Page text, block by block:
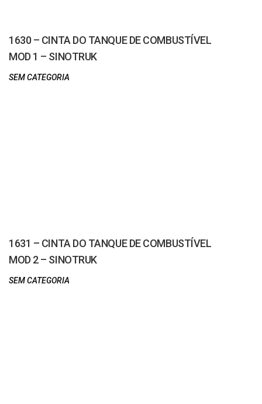
1630 – CINTA DO TANQUE DE COMBUSTÍVEL
MOD 1 – SINOTRUK
SEM CATEGORIA
1631 – CINTA DO TANQUE DE COMBUSTÍVEL
MOD 2 – SINOTRUK
SEM CATEGORIA